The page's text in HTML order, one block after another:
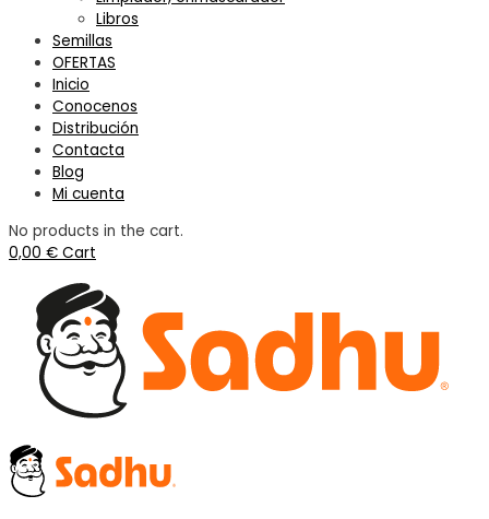
Libros
Semillas
OFERTAS
Inicio
Conocenos
Distribución
Contacta
Blog
Mi cuenta
No products in the cart.
0,00 € Cart